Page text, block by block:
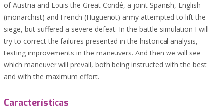
of Austria and Louis the Great Condé, a joint Spanish, English
(monarchist) and French (Huguenot) army attempted to lift the
siege, but suffered a severe defeat. In the battle simulation I will
try to correct the failures presented in the historical analysis,
testing improvements in the maneuvers. And then we will see
which maneuver will prevail, both being instructed with the best
and with the maximum effort.
Características